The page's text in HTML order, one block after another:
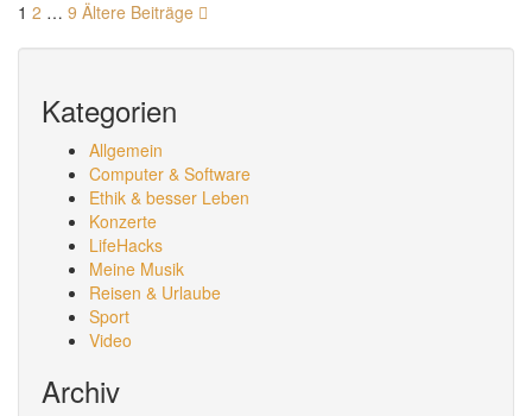
1 2 … 9 Ältere Beiträge
Kategorien
Allgemein
Computer & Software
Ethik & besser Leben
Konzerte
LifeHacks
Meine Musik
Reisen & Urlaube
Sport
Video
Archiv